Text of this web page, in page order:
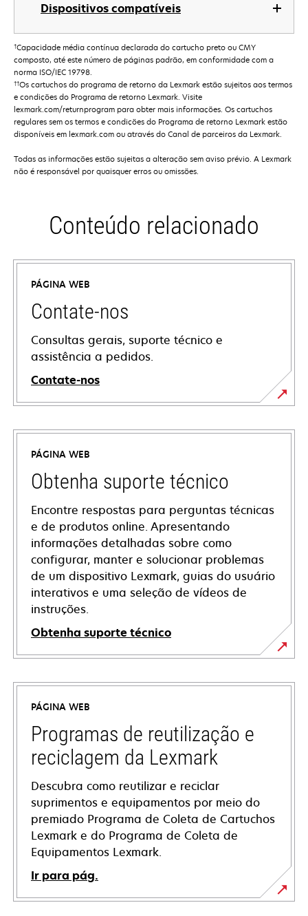
Dispositivos compatíveis
†Capacidade média contínua declarada do cartucho preto ou CMY
composto, até este número de páginas padrão, em conformidade com a
norma ISO/IEC 19798.
††Os cartuchos do programa de retorno da Lexmark estão sujeitos aos termos
e condições do Programa de retorno Lexmark. Visite
lexmark.com/returnprogram para obter mais informações. Os cartuchos
regulares sem os termos e condições do Programa de retorno Lexmark estão
disponíveis em lexmark.com ou através do Canal de parceiros da Lexmark.
Todas as informações estão sujeitas a alteração sem aviso prévio. A Lexmark
não é responsável por quaisquer erros ou omissões.
Conteúdo relacionado
PÁGINA WEB
Contate-nos
Consultas gerais, suporte técnico e
assistência a pedidos.
Contate-nos
PÁGINA WEB
Obtenha suporte técnico
Encontre respostas para perguntas técnicas
e de produtos online. Apresentando
informações detalhadas sobre como
configurar, manter e solucionar problemas
de um dispositivo Lexmark, guias do usuário
interativos e uma seleção de vídeos de
instruções.
Obtenha suporte técnico
opens
in
new
tab
PÁGINA WEB
Programas de reutilização e
reciclagem da Lexmark
Descubra como reutilizar e reciclar
suprimentos e equipamentos por meio do
premiado Programa de Coleta de Cartuchos
Lexmark e do Programa de Coleta de
Equipamentos Lexmark.
Ir para pág.